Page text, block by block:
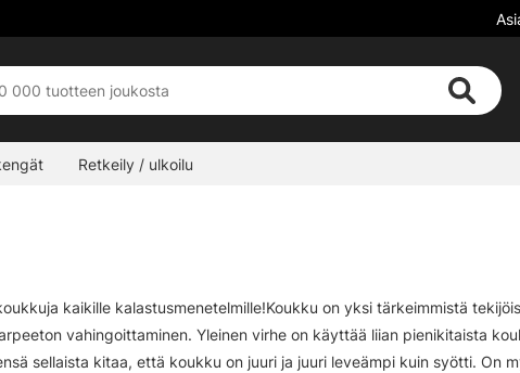
Retkeily / ulkoilu
kaikille kalastusmenetelmille!Koukku on yksi tärkeimmistä
vahingoittaminen. Yleinen virhe on käyttää liian pienikitaista
sellaista kitaa, että koukku on juuri ja juuri leveämpi kuin syötti.